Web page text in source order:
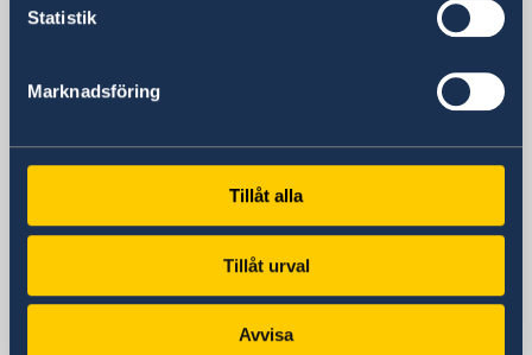
Statistik
Marknadsföring
Tillåt alla
Tillåt urval
Avvisa
Visiting address
Dhaka
Embassy of Sweden
Bay's Edgewater, 6th Floor
Gulshan 2
Phone